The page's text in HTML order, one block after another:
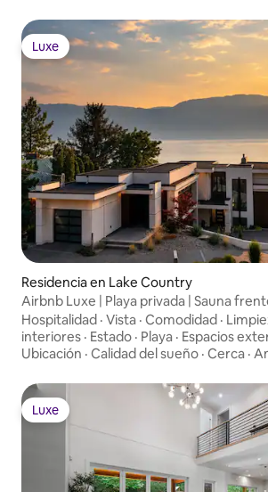
Luxe
Luxe
Residencia en Lake Country
Airbnb Luxe | Playa privada | Sauna
Hospitalidad · Vista · Comodidad ·
interiores · Estado · Playa · Espacios
Ubicación · Calidad del sueño · Cerca ·
Luxe
Luxe